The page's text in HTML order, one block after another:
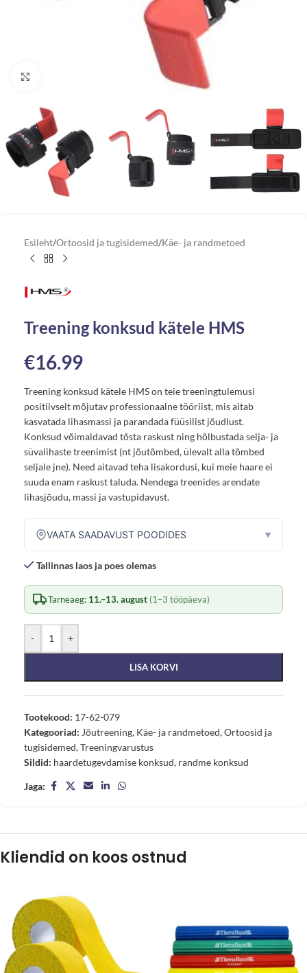
Esileht/Ortoosid ja tugisidemed/Käe- ja randmetoed
Treening konksud kätele HMS
€16.99
Treening konksud kätele HMS on teie treeningtulemusi
positiivselt mõjutav professionaalne tööriist, mis aitab
kasvatada lihasmassi ja parandada füüsilist jõudlust.
Konksud võimaldavad tõsta raskust ning hõlbustada selja- ja
süvalihaste treenimist (nt jõutõmbed, ülevalt alla tõmbed
seljale jne). Need aitavad teha lisakordusi, kui meie haare ei
suuda enam raskust taluda. Nendega treenides arendate
lihasjõudu, massi ja vastupidavust.
VAATA SAADAVUST POODIDES ▼
Tallinnas laos ja poes olemas
Tarneaeg: 11.–13. august (1–3 tööpäeva)
- +
LISA KORVI
Tootekood: 17-62-079
Kategooriad: Jõutreening, Käe- ja randmetoed,Ortoosid ja
tugisidemed,Treeningvarustus
Sildid: haardetugevdamise konksud, randme konksud
Jaga:
Kliendid on koos ostnud